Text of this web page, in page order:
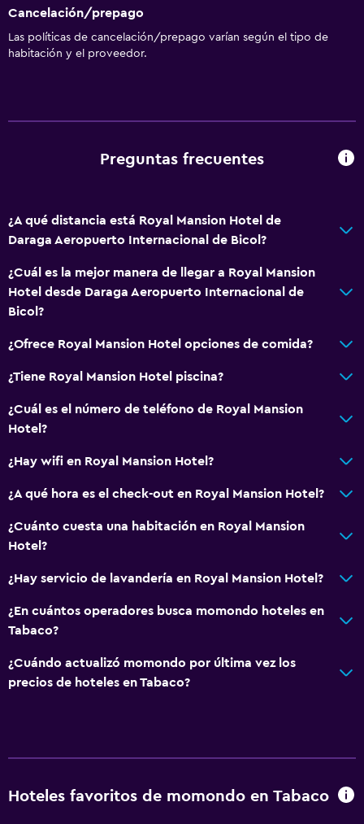
Papel higiénico
Cepillo de dientes
Almuerzos para llevar
Restaurante
Bar/lounge
La comida se puede entregar en el alojamiento
General
Acceso al salón ejecutivo
Sofá
Casilleros
Teléfono
Espacio de almacenamiento
Servicios y facilidades
Servicio de habitaciones
Cancelación/prepago
Las políticas de cancelación/prepago varían según el tipo de
habitación y el proveedor.
Preguntas frecuentes
¿A qué distancia está Royal Mansion Hotel de
Daraga Aeropuerto Internacional de Bicol?
¿Cuál es la mejor manera de llegar a Royal Mansion
Hotel desde Daraga Aeropuerto Internacional de
Bicol?
¿Ofrece Royal Mansion Hotel opciones de comida?
¿Tiene Royal Mansion Hotel piscina?
¿Cuál es el número de teléfono de Royal Mansion
Hotel?
¿Hay wifi en Royal Mansion Hotel?
¿A qué hora es el check-out en Royal Mansion Hotel?
¿Cuánto cuesta una habitación en Royal Mansion
Hotel?
¿Hay servicio de lavandería en Royal Mansion Hotel?
¿En cuántos operadores busca momondo hoteles en
Tabaco?
¿Cuándo actualizó momondo por última vez los
precios de hoteles en Tabaco?
Hoteles favoritos de momondo en Tabaco